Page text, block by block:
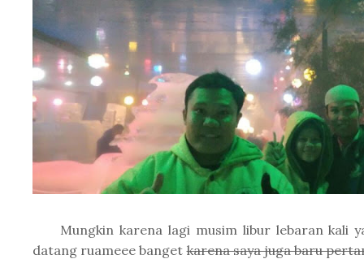
Mungkin karena lagi musim libur lebaran kali
datang ruameee bangetkarena saya juga baru